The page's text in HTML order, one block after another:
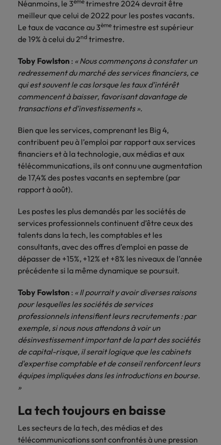
Néanmoins, le 3
trimestre 2024 devrait être
meilleur que celui de 2022 pour les postes vacants.
Le taux de vacance au 3ème trimestre est supérieur
de 19% à celui du 2nd trimestre.
Toby Fowlston : « Nous commençons à constater un
redressement du marché des services financiers, ce
qui est souvent le cas lorsque les taux d’intérêt
commencent à baisser, favorisant davantage de
transactions et d’investissements ».
Bien que les services, comprenant les Big 4,
contribuent peu à l’emploi par rapport aux services
financiers et à la technologie, aux médias et aux
télécommunications, ils ont connu une augmentation
de 17,4% des postes vacants en septembre (par
rapport à août).
Les postes les plus demandés par les sociétés de
services professionnels continuent d’être ceux des
talents dans la tech, les comptables et les
consultants, avec des offres d’emploi en passe de
dépasser de +15%, +12% et +8% les niveaux de l’année
précédente si la même dynamique se poursuit.
Toby Fowlston : « Il pourrait y avoir diverses raisons
pour lesquelles les sociétés de services
professionnels intensifient leurs recrutements : par
exemple, si nous nous attendons à voir un
désinvestissement important de la part des sociétés
de capital-risque, il serait logique que les cabinets
d'expertise comptable et de conseil renforcent leurs
équipes impliquées dans les introductions en bourse.
»
La tech toujours en baisse
Les secteurs de la tech, des médias et des
télécommunications sont confrontés à une pression